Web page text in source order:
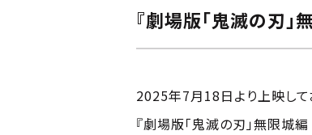
『劇場版「鬼滅の刃
2025年7月18日より上映して
『劇場版「鬼滅の刃」無限城